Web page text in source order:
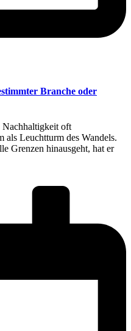
Branche oder
oft
Leuchtturm des Wandels.
Grenzen hinausgeht, hat er